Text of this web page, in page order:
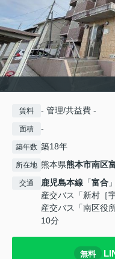
賃料 - 管理/共益費 -
面積 -
築年数 築18年
所在地 熊本県熊本市南区
交通 鹿児島本線 「富合
産交バス「新村［
産交バス「南区役
10分
無料